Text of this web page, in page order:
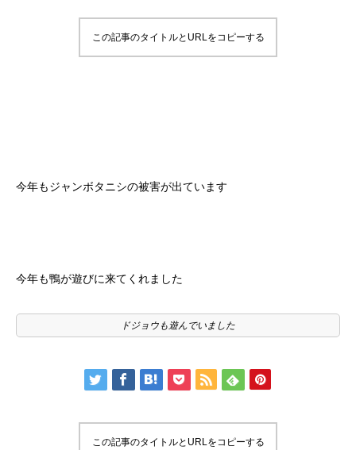
この記事のタイトルとURLをコピーする
今年もジャンボタニシの被害が出ています
今年も鴨が遊びに来てくれました
ドジョウも遊んでいました
この記事のタイトルとURLをコピーする